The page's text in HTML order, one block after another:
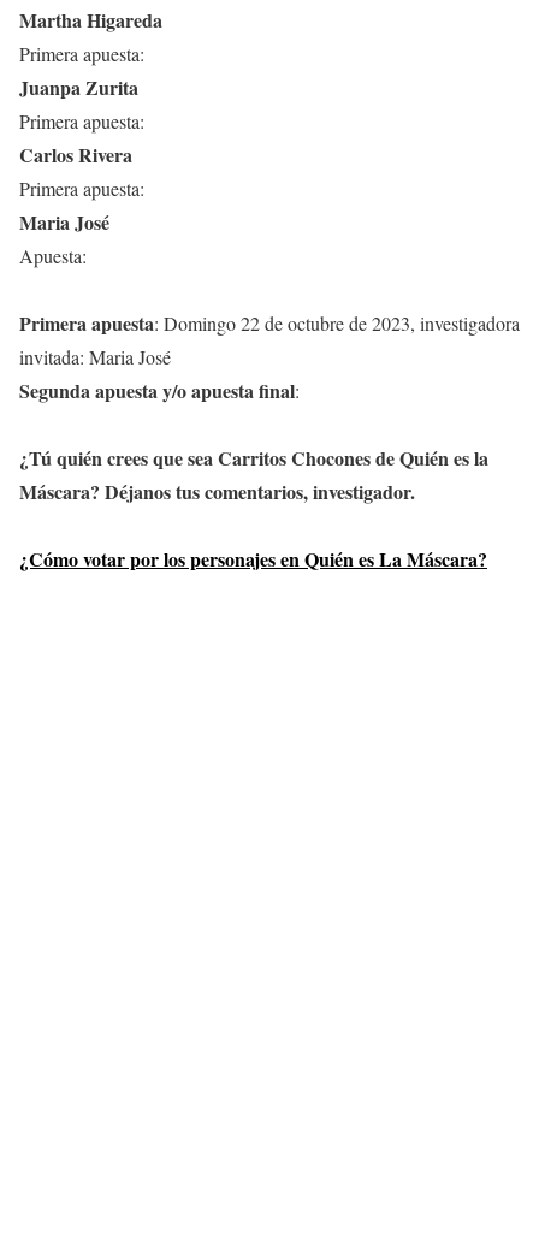
Martha Higareda
Primera apuesta:
Juanpa Zurita
Primera apuesta:
Carlos Rivera
Primera apuesta:
Maria José
Apuesta:
Primera apuesta: Domingo 22 de octubre de 2023, investigadora
invitada: Maria José
Segunda apuesta y/o apuesta final:
¿Tú quién crees que sea Carritos Chocones de Quién es la
Máscara? Déjanos tus comentarios, investigador.
¿Cómo votar por los personajes en Quién es La Máscara?